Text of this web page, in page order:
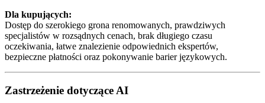
Dla kupujących:
Dostęp do szerokiego grona renomowanych, prawdziwych
specjalistów w rozsądnych cenach, brak długiego czasu
oczekiwania, łatwe znalezienie odpowiednich ekspertów,
bezpieczne płatności oraz pokonywanie barier językowych.
Zastrzeżenie dotyczące AI